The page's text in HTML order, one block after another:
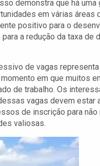
demonstra que há uma
em várias áreas
positivo para o
a redução da taxa de
de vagas
em que muitos
de trabalho. Os
vagas devem estar
de inscrição para não
valiosas.